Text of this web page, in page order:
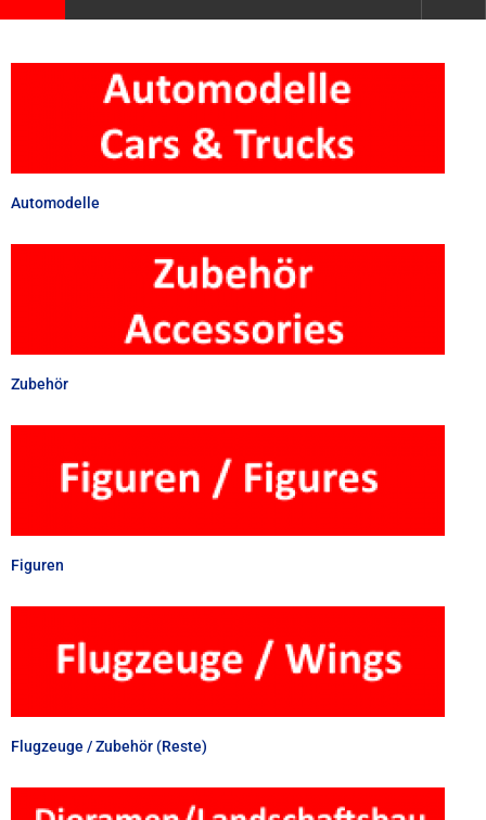
Automodelle
Zubehör
Figuren
Flugzeuge / Zubehör (Reste)